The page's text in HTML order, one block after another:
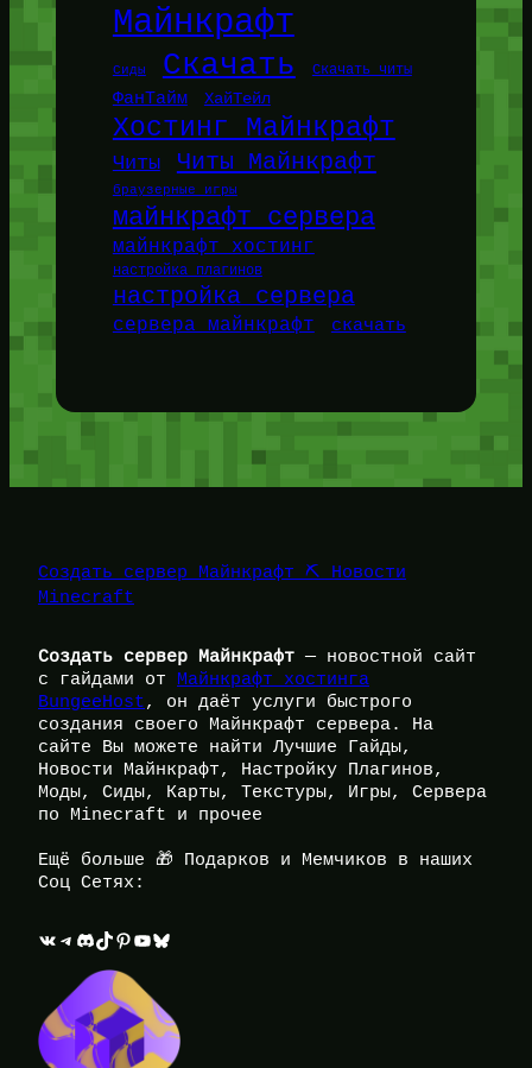
Майнкрафт
Сиды Скачать Скачать читы
ФанТайм ХайТейл
Хостинг Майнкрафт
Читы Читы Майнкрафт
браузерные игры
майнкрафт сервера
майнкрафт хостинг
настройка плагинов
настройка сервера
сервера майнкрафт скачать
Создать сервер Майнкрафт ⛏️ Новости
Minecraft
Создать сервер Майнкрафт — новостной сайт
с гайдами от
Майнкрафт хостинга
BungeeHost, он даёт услуги быстрого
создания своего Майнкрафт сервера. На
сайте Вы можете найти Лучшие Гайды,
Новости Майнкрафт, Настройку Плагинов,
Моды, Сиды, Карты, Текстуры, Игры, Сервера
по Minecraft и прочее
Ещё больше 🎁 Подарков и Мемчиков в наших
Соц Сетях:
ВКонтакте Telegram Discord TikTok Pinterest YouTube Bluesky